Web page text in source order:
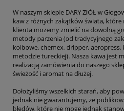
W naszym sklepie DARY ZIÓŁ w
kaw z różnych zakątków świata,
klienta możemy zmielić na dowolną
metody parzenia (od tradycyjnego
kolbowe, chemex, dripper, aeropress,
metodzie tureckiej). Nasza kawa jest
realizacją zamówienia do naszego
świeżość i aromat na dłużej.
Dołożyliśmy wszelkich starań, aby
jednak nie gwarantujemy, że
błędów, które nie mogę jednak